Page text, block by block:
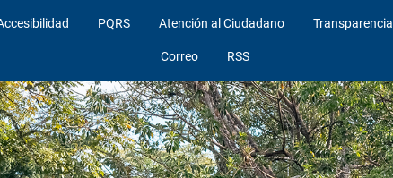
PQRS Atención al Ciudadano Transparencia
Correo RSS